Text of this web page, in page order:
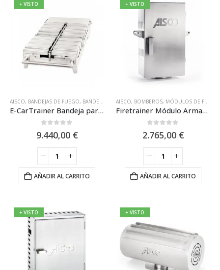
+ VISTO
AISCO, BANDEJAS DE FUEGO, BANDEJAS FIRETRAINER ,BOMBEROS
E-CarTrainer Bandeja para Simulacros de Fuego Baterías de Coches Eléctricos de AISCO
9.440,00 €
AÑADIR AL CARRITO
+ VISTO
AISCO, BOMBEROS, MÓDULOS DE FORMACIÓN FIRETRAINER
Firetrainer Módulo Armario Eléctrico «L» para Simulacros de AISCO
2.765,00 €
AÑADIR AL CARRITO
+ VISTO + VISTO